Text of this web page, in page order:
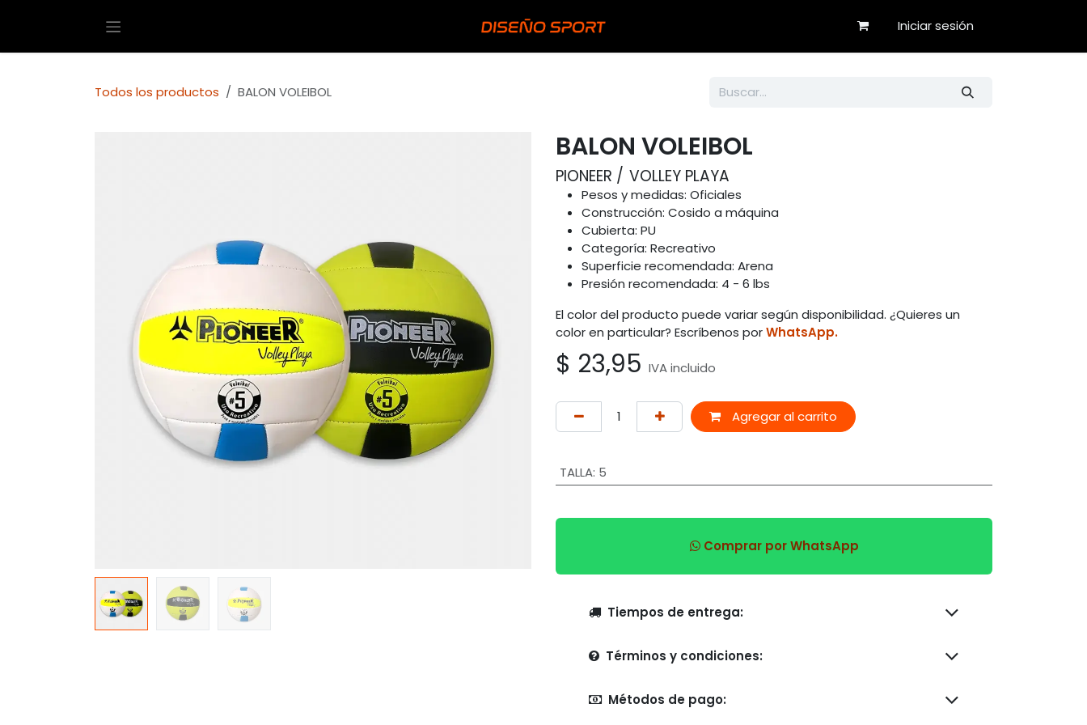
Iniciar sesión
Todos los productos BALON VOLEIBOL
BALON VOLEIBOL
PIONEER VOLLEY PLAYA
Pesos y medidas: Oficiales
Construcción: Cosido a máquina
Cubierta: PU
Categoría: Recreativo
Superficie recomendada: Arena
Presión recomendada: 4 - 6 lbs
El color del producto puede variar según disponibilidad. ¿Quieres un
color en particular? Escríbenos porWhatsApp.
$ 23,95 IVA incluido
Agregar al carrito
TALLA: 5
Comprar por WhatsApp
Tiempos de entrega:
Términos y condiciones:
Métodos de pago: